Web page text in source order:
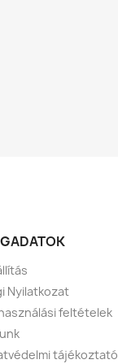
Nyilatkozat
feltételek
tájékoztató